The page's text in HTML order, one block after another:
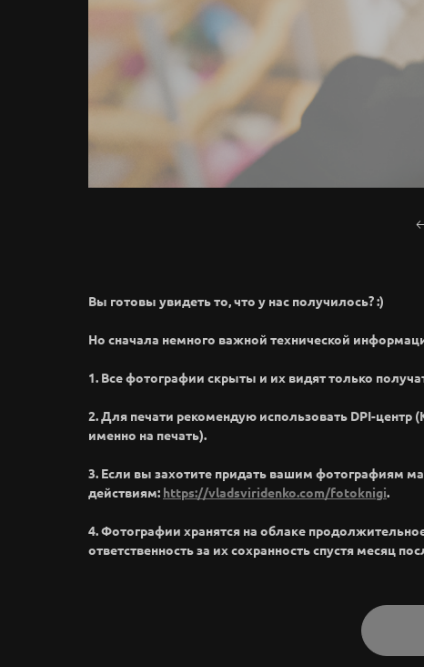
Вы готовы увидеть то, что у нас получилось? :)
Но сначала немного важной технической
1. Все фотографии скрыты и их видят только
2. Для печати рекомендую использовать DPI-центр
именно на печать).
3. Если вы захотите придать вашим фотографиям
действиям: https://vladsviridenko.com/fotoknigi.
4. Фотографии хранятся на облаке
ответственность за их сохранность спустя месяц